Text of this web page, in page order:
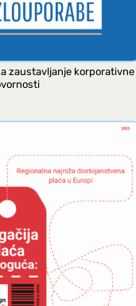
zaustavljanje korporativne